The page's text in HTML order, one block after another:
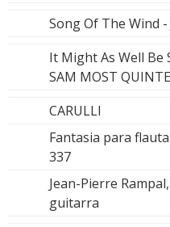
Song Of The Wind -
It Might As Well Be
SAM MOST
CARULLI
Fantasia para
337
Jean-Pierre
guitarra